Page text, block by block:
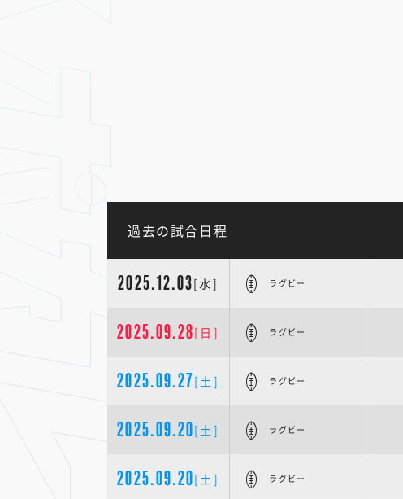
過去の試合日程
2025.12.03[水] ラグビー
2025.09.28[日] ラグビー
2025.09.27[土] ラグビー
2025.09.20[土] ラグビー
2025.09.20[土] ラグビー